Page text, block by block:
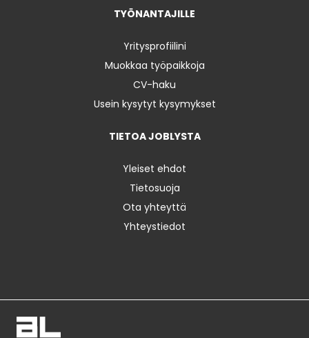
TYÖNANTAJILLE
Yritysprofiilini
Muokkaa työpaikkoja
CV-haku
Usein kysytyt kysymykset
TIETOA JOBLYSTA
Yleiset ehdot
Tietosuoja
Ota yhteyttä
Yhteystiedot